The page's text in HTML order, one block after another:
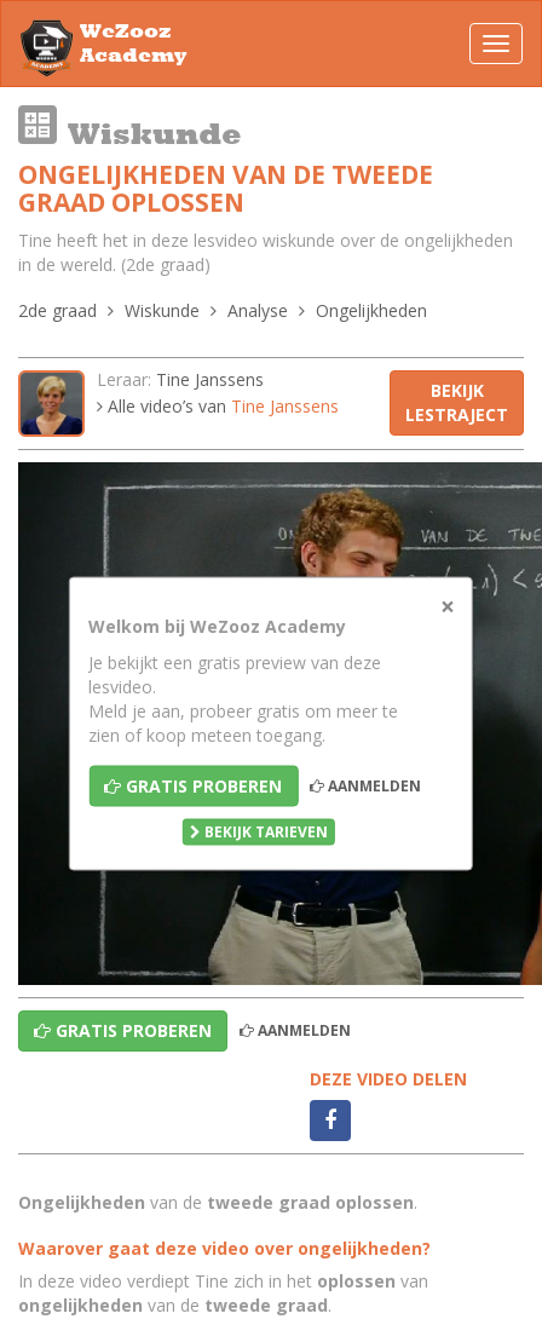
WeZooz
Academy
Wiskunde
ONGELIJKHEDEN VAN DE TWEEDE
GRAAD OPLOSSEN
Tine heeft het in deze lesvideo wiskunde over de ongelijkheden
in de wereld. (2de graad)
2de graad
Wiskunde Analyse Ongelijkheden
Leraar: Tine Janssens
Alle video’s van Tine Janssens
BEKIJK
LESTRAJECT
×
Welkom bij WeZooz Academy
Je bekijkt een gratis preview van deze
lesvideo.
Meld je aan, probeer gratis om meer te
zien of koop meteen toegang.
GRATIS PROBEREN AANMELDEN
BEKIJK TARIEVEN
GRATIS PROBEREN AANMELDEN
DEZE VIDEO DELEN
Ongelijkheden van de tweede graad oplossen.
Waarover gaat deze video over ongelijkheden?
In deze video verdiept Tine zich in het oplossen van
ongelijkheden van de tweede graad.